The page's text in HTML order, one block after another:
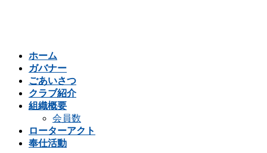
ホーム
ガバナー
ごあいさつ
クラブ紹介
組織概要
会員数
ローターアクト
奉仕活動